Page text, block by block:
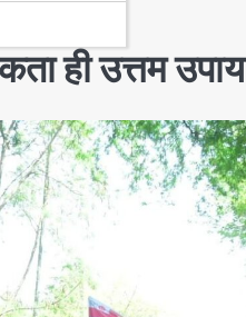
ही उत्तम उपाय